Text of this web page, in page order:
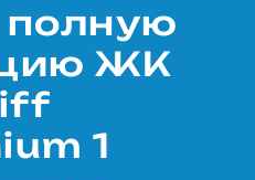
полную
ЖК
1